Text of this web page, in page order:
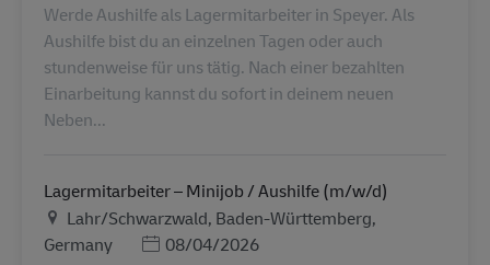
Werde Aushilfe als Lagermitarbeiter in Speyer. Als
Aushilfe bist du an einzelnen Tagen oder auch
stundenweise für uns tätig. Nach einer bezahlten
Einarbeitung kannst du sofort in deinem neuen
Neben...
Lagermitarbeiter – Minijob / Aushilfe (m/w/d)
地点Lahr/Schwarzwald, Baden-Württemberg,
Germany
Posted Date
08/04/2026